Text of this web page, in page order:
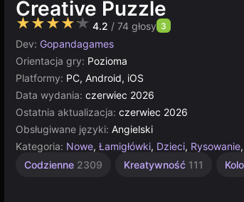
Creative Puzzle
★★★★★ 4.2 / 74 głosy 3
Dev: Gopandagames
Orientacja gry: Pozioma
Platformy: PC, Android, iOS
Data wydania: czerwiec 2026
Ostatnia aktualizacja: czerwiec 2026
Obsługiwane języki: Angielski
Kategoria: Nowe, Łamigłówki, Dzieci, Rysowanie,
Codzienne 2309 Kreatywność 111